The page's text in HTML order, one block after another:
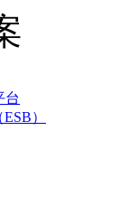
台
）